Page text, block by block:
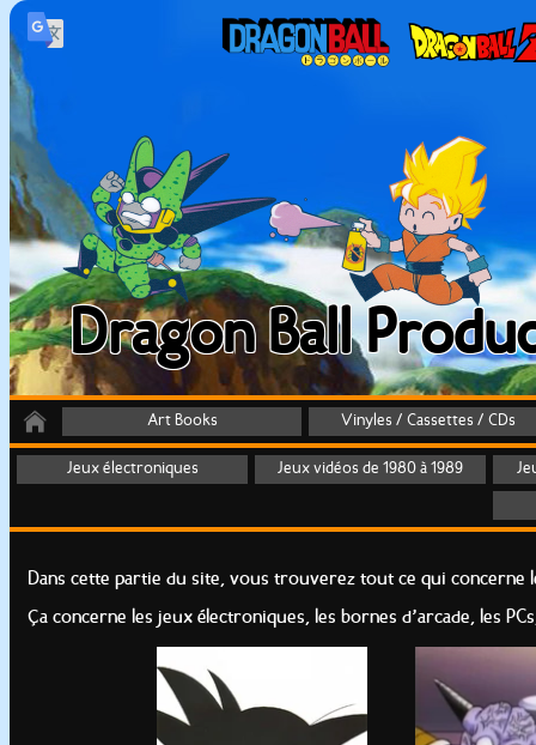
Dragon Ball
Art Books Vinyles / Cassettes / CDs
Jeux électroniques Jeux vidéos de 1980 à 1989
Dans cette partie du site, vous trouverez tout ce qui concerne
Ça concerne les jeux électroniques, les bornes d’arcade, les